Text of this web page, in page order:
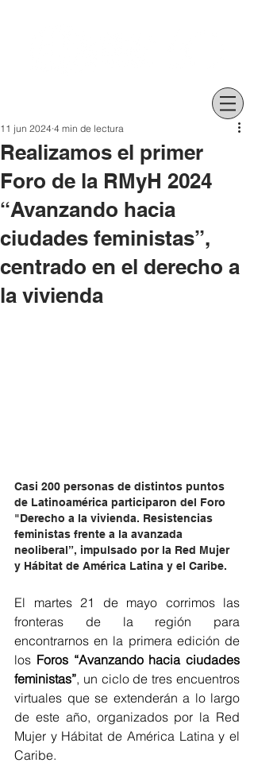
Realizamos el primer
Foro de la RMyH 2024
“Avanzando hacia
ciudades feministas”,
centrado en el derecho a
la vivienda
11 jun 2024 4 min de lectura
Casi 200 personas de distintos puntos
de Latinoamérica participaron del Foro
"Derecho a la vivienda. Resistencias
feministas frente a la avanzada
neoliberal”, impulsado por la Red Mujer
y Hábitat de América Latina y el Caribe.
El martes 21 de mayo corrimos las
fronteras de la región para
encontrarnos en la primera edición de
los Foros “Avanzando hacia ciudades
feministas”, un ciclo de tres encuentros
virtuales que se extenderán a lo largo
de este año, organizados por la Red
Mujer y Hábitat de América Latina y el
Caribe.